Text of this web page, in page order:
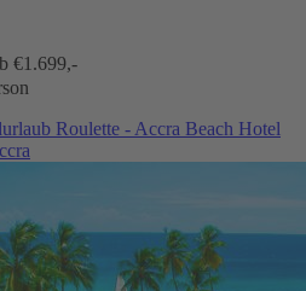
€1.699,-
Roulette - Accra Beach Hotel